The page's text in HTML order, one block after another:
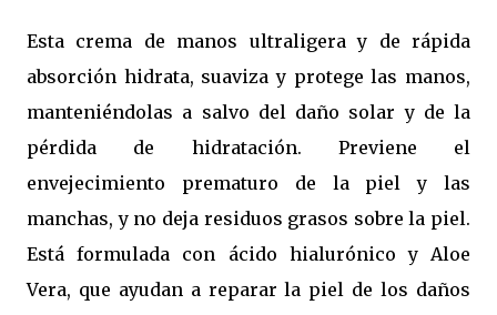
Esta crema de manos ultraligera y de rápida
absorción hidrata, suaviza y protege las manos,
manteniéndolas a salvo del daño solar y de la
pérdida de hidratación. Previene el
envejecimiento prematuro de la piel y las
manchas, y no deja residuos grasos sobre la piel.
Está formulada con ácido hialurónico y Aloe
Vera, que ayudan a reparar la piel de los daños